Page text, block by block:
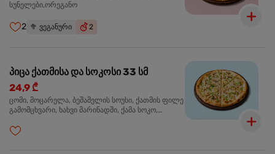
სუნელები,ორეგანო
2 🥦 ვეგანური 2
პიცა ქათმისა და სოკოსი 33 სმ
24,9 ₾
ცომი, მოცარელა, ბეშამელის სოუსი, ქათმის ფილე
გამომცხვარი, ხახვი მარინადში, ქამა სოკო,